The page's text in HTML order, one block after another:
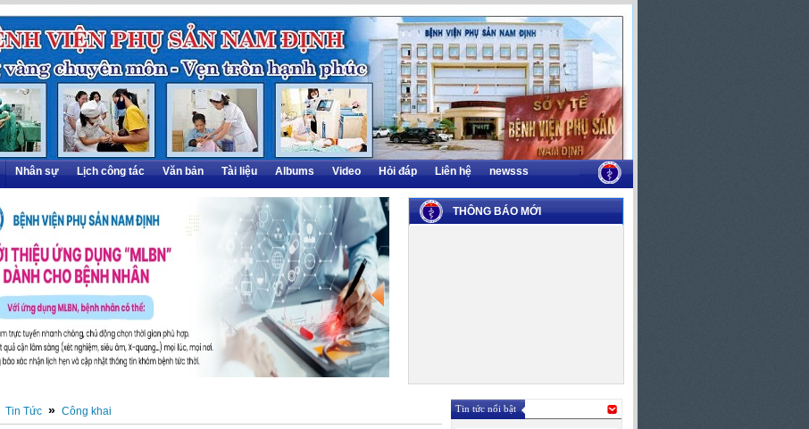
Nhân sự Lịch công tác Văn bản Tài liệu Albums Video Hỏi đáp Liên hệ newsss
THÔNG BÁO MỚI
Tin Tức » Công khai Tin tức nổi bật